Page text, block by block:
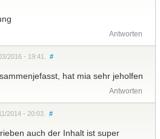
Antworten
2016 - 19:41. #
hat mia sehr jeholfen
Antworten
2014 - 20:03. #
auch der Inhalt ist super